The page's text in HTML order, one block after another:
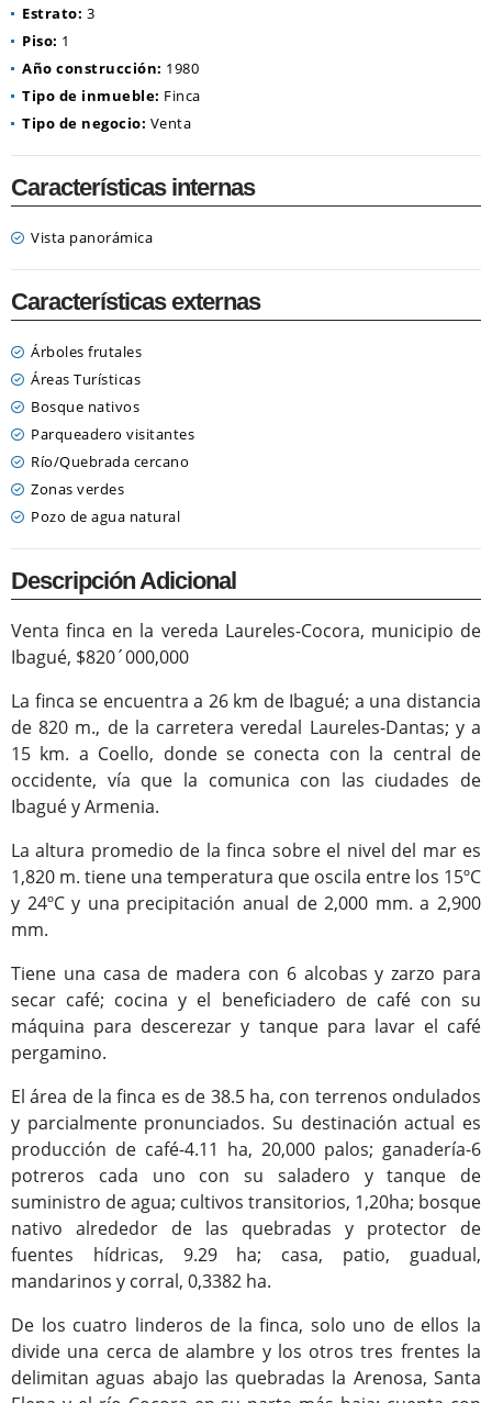
Estrato: 3
Piso: 1
Año construcción: 1980
Tipo de inmueble: Finca
Tipo de negocio: Venta
Características internas
Vista panorámica
Características externas
Árboles frutales
Áreas Turísticas
Bosque nativos
Parqueadero visitantes
Río/Quebrada cercano
Zonas verdes
Pozo de agua natural
Descripción Adicional
Venta finca en la vereda Laureles-Cocora, municipio de
Ibagué, $820´000,000
La finca se encuentra a 26 km de Ibagué; a una distancia
de 820 m., de la carretera veredal Laureles-Dantas; y a
15 km. a Coello, donde se conecta con la central de
occidente, vía que la comunica con las ciudades de
Ibagué y Armenia.
La altura promedio de la finca sobre el nivel del mar es
1,820 m. tiene una temperatura que oscila entre los 15ºC
y 24ºC y una precipitación anual de 2,000 mm. a 2,900
mm.
Tiene una casa de madera con 6 alcobas y zarzo para
secar café; cocina y el beneficiadero de café con su
máquina para descerezar y tanque para lavar el café
pergamino.
El área de la finca es de 38.5 ha, con terrenos ondulados
y parcialmente pronunciados. Su destinación actual es
producción de café-4.11 ha, 20,000 palos; ganadería-6
potreros cada uno con su saladero y tanque de
suministro de agua; cultivos transitorios, 1,20ha; bosque
nativo alrededor de las quebradas y protector de
fuentes hídricas, 9.29 ha; casa, patio, guadual,
mandarinos y corral, 0,3382 ha.
De los cuatro linderos de la finca, solo uno de ellos la
divide una cerca de alambre y los otros tres frentes la
delimitan aguas abajo las quebradas la Arenosa, Santa